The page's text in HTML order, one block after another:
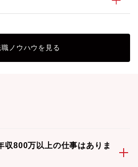
職ノウハウを見る
収800万以上の仕事はありま